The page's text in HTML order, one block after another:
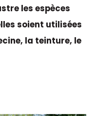
les espèces
soient utilisées
la teinture, le